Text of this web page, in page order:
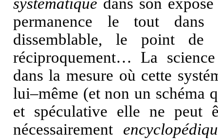
systématique dans son
permanence le tout
dissemblable, le point
réciproquement… La
dans la mesure où cette
lui–même (et non un schéma
et spéculative elle ne peut
nécessairement